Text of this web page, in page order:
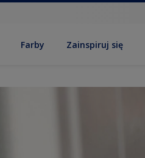
Farby Zainspiruj się